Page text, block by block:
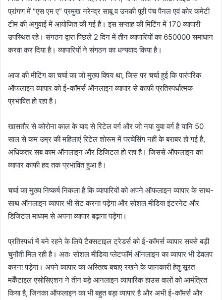
a
e
m
a
l
प्रांगण में “एस एम ए” प्रमुख नरेन्द्र साबू व उनकी पूरी पंच पैनल एवं कोर कमेटी
टीम की अगुवाई में आयोजित की गई है। इस सप्ताह की मिटिंग में 170 व्यापारी
उपस्थित रहे। संगठन द्वारा पिछले 2 दिन में तीन व्यापारियों का 650000 समाधान
करवा कर दिया है। व्यापारियों ने संगठन का धन्यवाद किया है।
आज की मीटिंग का चर्चा का जो मुख्य विषय था, जिस पर चर्चा हुई कि पारंपरिक
ऑफलाइन व्यापार को ई-कॉमर्स ऑनलाइन व्यापार से काफी प्रतिस्पर्धात्मक
प्रभावित हो रहा है।
खासतौर से कोरोना काल के बाद से रिटेल वर्ग और जो नया युवा वर्ग है यानि 50
साल से कम उम्र की महिलाएं रिटेल शोरूम में परचेसिंग नहीं के बराबर हो गई है,
अधिकतर सब काम ऑनलाइन और डिजिटल हो रहा है। जिससे ऑफलाइन का
व्यापार काफी हद तक प्रभावित हुआ है।
चर्चा का मुख्य निष्कर्ष निकला है कि व्यापारियों को अपने ऑफलाइन व्यापार के साथ-
साथ ऑनलाइन व्यापार भी सेट करना पड़ेगा और सोशल मीडिया इंटरनेट और
डिजिटल माध्यम से अपना व्यापार बढ़ाना पड़ेगा।
प्रतिस्पर्धा में बने रहने के लिये टैक्सटाइल ट्रेडर्स को ई-कॉमर्स व्यापार सबसे बड़ी
चुनौती मिल रही है। अतः सोशल मीडिया प्लेटफॉर्म ऑनलाइन का व्यापार भी डेवलप
करना पड़ेगा। अपने व्यापार का अस्तित्व बचाए रखने के जानकारी हेतु सूरत
मर्केंटाइल एसोसिएशन ने तीन बड़े आनलाइन व्यापारिक हाउस वालों को आमंत्रित
किया है, जिनका ऑफलाइन का भी बहुत बड़ा व्यापार है और अभी ई-कॉमर्स और